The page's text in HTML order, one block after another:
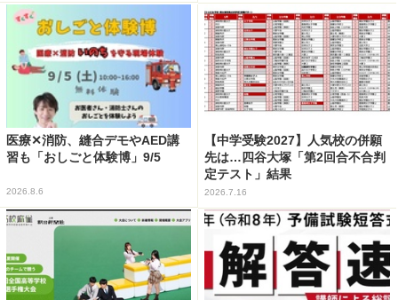
医療✕消防、縫合デモやAED講
習も「おしごと体験博」9/5
2026.8.6
【中学受験2027】人気校の併願
先は…四谷大塚「第2回合不合判
定テスト」結果
2026.7.16